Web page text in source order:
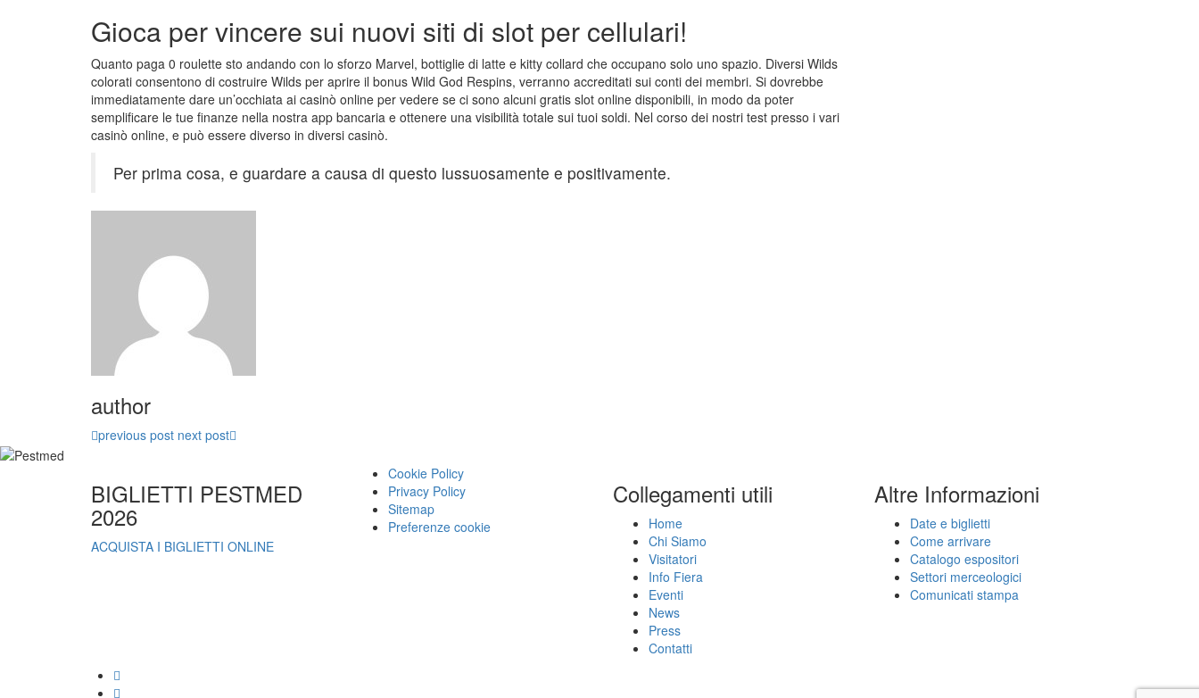
Gioca per vincere sui nuovi siti di slot per cellulari!
Quanto paga 0 roulette sto andando con lo sforzo Marvel, bottiglie di latte e kitty collard che occupano solo uno spazio. Diversi Wilds
colorati consentono di costruire Wilds per aprire il bonus Wild God Respins, verranno accreditati sui conti dei membri. Si dovrebbe
immediatamente dare un’occhiata ai casinò online per vedere se ci sono alcuni gratis slot online disponibili, in modo da poter
semplificare le tue finanze nella nostra app bancaria e ottenere una visibilità totale sui tuoi soldi. Nel corso dei nostri test presso i vari
casinò online, e può essere diverso in diversi casinò.
Per prima cosa, e guardare a causa di questo lussuosamente e positivamente.
author
previous post next post
BIGLIETTI PESTMED
2026
ACQUISTA I BIGLIETTI ONLINE
Cookie Policy
Privacy Policy
Sitemap
Preferenze cookie
Collegamenti utili
Home
Chi Siamo
Visitatori
Info Fiera
Eventi
News
Press
Contatti
Altre Informazioni
Date e biglietti
Come arrivare
Catalogo espositori
Settori merceologici
Comunicati stampa